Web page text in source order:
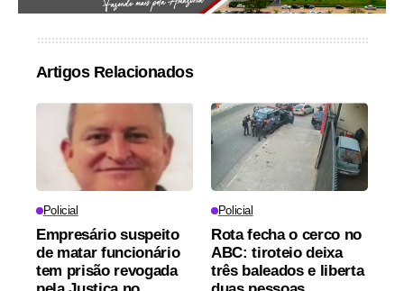
Artigos Relacionados
Policial
Empresário suspeito
de matar funcionário
tem prisão revogada
Policial
Rota fecha o cerco no
ABC: tiroteio deixa
três baleados e liberta